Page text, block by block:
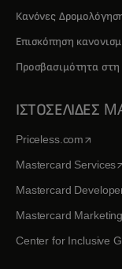
Κανόνες
Επισκόπηση
Προσβασιμότητα
ΙΣΤΟΣΕΛΙΔΕΣ
Priceless.comopens
Mastercard Services
Mastercard
Mastercard
Center for Inclusive